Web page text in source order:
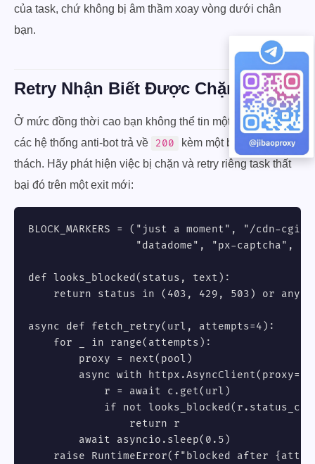
của task, chứ không bị âm thầm xoay vòng dưới chân
bạn.
Retry Nhận Biết Được Chặn
Ở mức đồng thời cao bạn không thể tin một mã 200 —
các hệ thống anti-bot trả về
200
kèm một body thử
thách. Hãy phát hiện việc bị chặn và retry riêng task thất
bại đó trên một exit mới:
BLOCK_MARKERS = ("just a moment", "/cdn-
"datadome", "px-captcha",
def looks_blocked(status, text):
return status in (403, 429, 503) or
async def fetch_retry(url, attempts=4):
    for _ in range(attempts):
        proxy = next(pool)
async with
            r = await c.get(url)
if not
                return r
        await asyncio.sleep(0.5)
raise RuntimeError(f"blocked after